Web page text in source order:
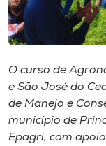
CPA
Editora
Rádio
O curso de
e São José do
de Manejo e
município de
Epagri, com